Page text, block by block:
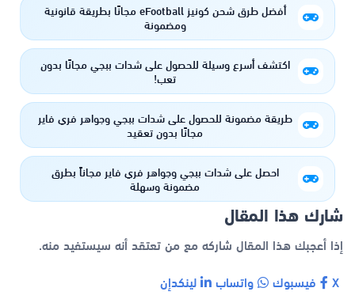
أفضل طرق شحن كونيز eFootball مجانًا بطريقة قانونية
ومضمونة
اكتشف أسرع وسيلة للحصول على شدات ببجي مجانًا بدون
تعب!
طريقة مضمونة للحصول على شدات ببجي وجواهر فري فاير
مجانًا بدون تعقيد
احصل على شدات ببجي وجواهر فري فاير مجاناً بطرق
مضمونة وسهلة
شارك هذا المقال
إذا أعجبك هذا المقال شاركه مع من تعتقد أنه سيستفيد منه.
فيسبوك واتساب لينكدإن